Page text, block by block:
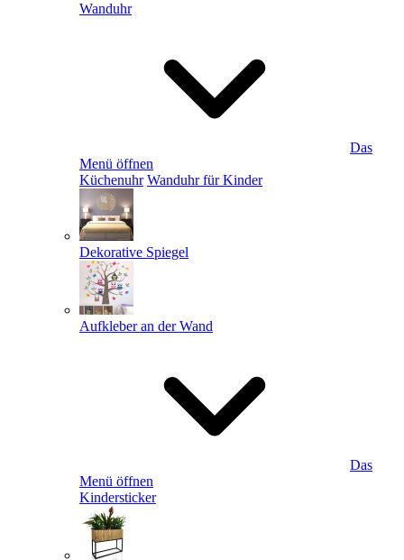
Wanduhr
Das
Menü öffnen
Küchenuhr Wanduhr für Kinder
Dekorative Spiegel
Aufkleber an der Wand
Das
Menü öffnen
Kindersticker